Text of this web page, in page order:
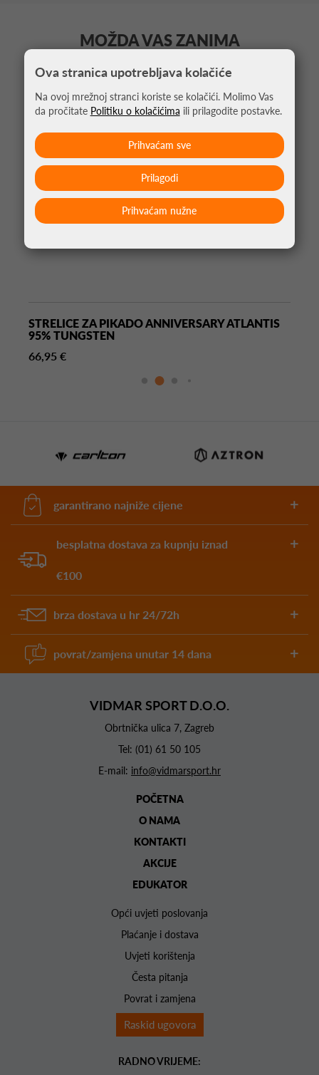
MOŽDA VAS ZANIMA
STRELICE ZA PIKADO ANNIVERSARY ATLANTIS
95% TUNGSTEN
66,95 €
garantirano najniže cijene
besplatna dostava za kupnju iznad
€100
brza dostava u hr 24/72h
povrat/zamjena unutar 14 dana
VIDMAR SPORT D.O.O.
Obrtnička ulica 7, Zagreb
Tel: (01) 61 50 105
E-mail: info@vidmarsport.hr
POČETNA
O NAMA
KONTAKTI
AKCIJE
EDUKATOR
Opći uvjeti poslovanja
Plaćanje i dostava
Uvjeti korištenja
Česta pitanja
Povrat i zamjena
Raskid ugovora
RADNO VRIJEME:
Ova stranica upotrebljava kolačiće
Na ovoj mrežnoj stranci koriste se kolačići. Molimo Vas
da pročitate Politiku o kolačićima ili prilagodite postavke.
Prihvaćam nužne
Prilagodi
Prihvaćam sve